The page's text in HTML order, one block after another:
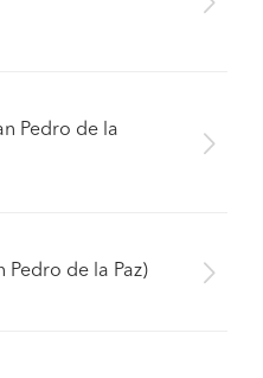
Pedro de la
Pedro de la Paz)